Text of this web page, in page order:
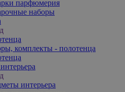
парфюмерия
наборы
комплекты - полотенца
интерьера